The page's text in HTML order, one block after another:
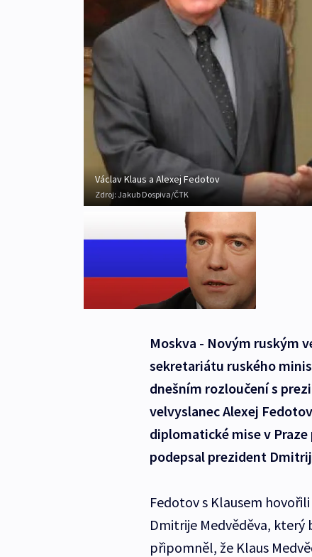
Václav Klaus a Alexej Fedotov
Zdroj: Jakub Dospiva/ČTK
Moskva - Novým ruským
sekretariátu ruského
dnešním rozloučení s
velvyslanec Alexej
diplomatické mise v
podepsal prezident
Fedotov s Klausem
Dmitrije Medvěděva,
připomněl, že Klaus